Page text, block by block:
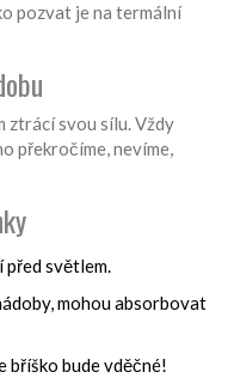
pozvat je na termální
ztrácí svou sílu. Vždy
překročíme, nevíme,
světlem.
mohou absorbovat
bříško bude vděčné!